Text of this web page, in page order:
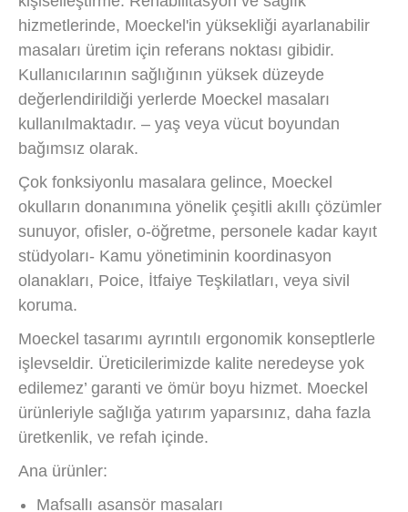
hizmetlerinde, Moeckel'in yüksekliği ayarlanabilir
masaları üretim için referans noktası gibidir.
Kullanıcılarının sağlığının yüksek düzeyde
değerlendirildiği yerlerde Moeckel masaları
kullanılmaktadır. – yaş veya vücut boyundan
bağımsız olarak.
Çok fonksiyonlu masalara gelince, Moeckel
okulların donanımına yönelik çeşitli akıllı çözümler
sunuyor, ofisler, o-öğretme, personele kadar kayıt
stüdyoları- Kamu yönetiminin koordinasyon
olanakları, Poice, İtfaiye Teşkilatları, veya sivil
koruma.
Moeckel tasarımı ayrıntılı ergonomik konseptlerle
işlevseldir. Üreticilerimizde kalite neredeyse yok
edilemez’ garanti ve ömür boyu hizmet. Moeckel
ürünleriyle sağlığa yatırım yaparsınız, daha fazla
üretkenlik, ve refah içinde.
Ana ürünler:
Mafsallı asansör masaları